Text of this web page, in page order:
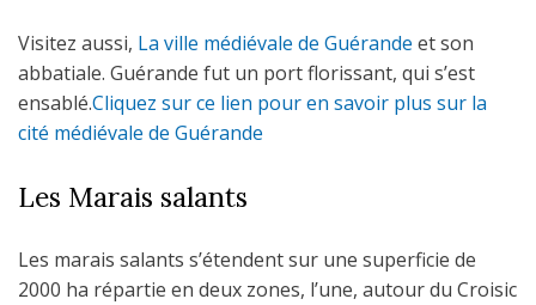
Visitez aussi, La ville médiévale de Guérande et son
abbatiale. Guérande fut un port florissant, qui s’est
ensablé.Cliquez sur ce lien pour en savoir plus sur la
cité médiévale de Guérande
Les Marais salants
Les marais salants s’étendent sur une superficie de
2000 ha répartie en deux zones, l’une, autour du Croisic